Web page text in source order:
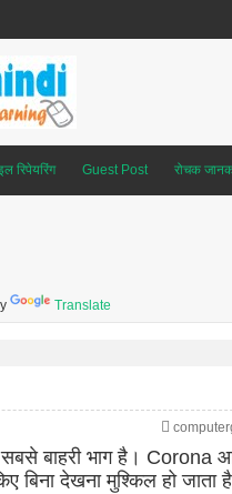
रिपेयरिंग Guest Post रोचक
Translate
बाहरी भाग है। Corona
बिना देखना मुश्किल हो जाता